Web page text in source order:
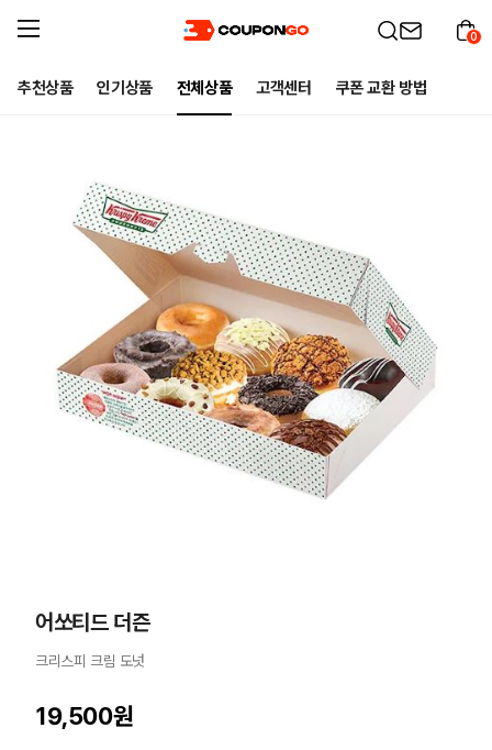
추천상품 인기상품 전체상품 고객센터 쿠폰 교환 방법
0
어쏘티드 더즌
크리스피 크림 도넛
19,500원